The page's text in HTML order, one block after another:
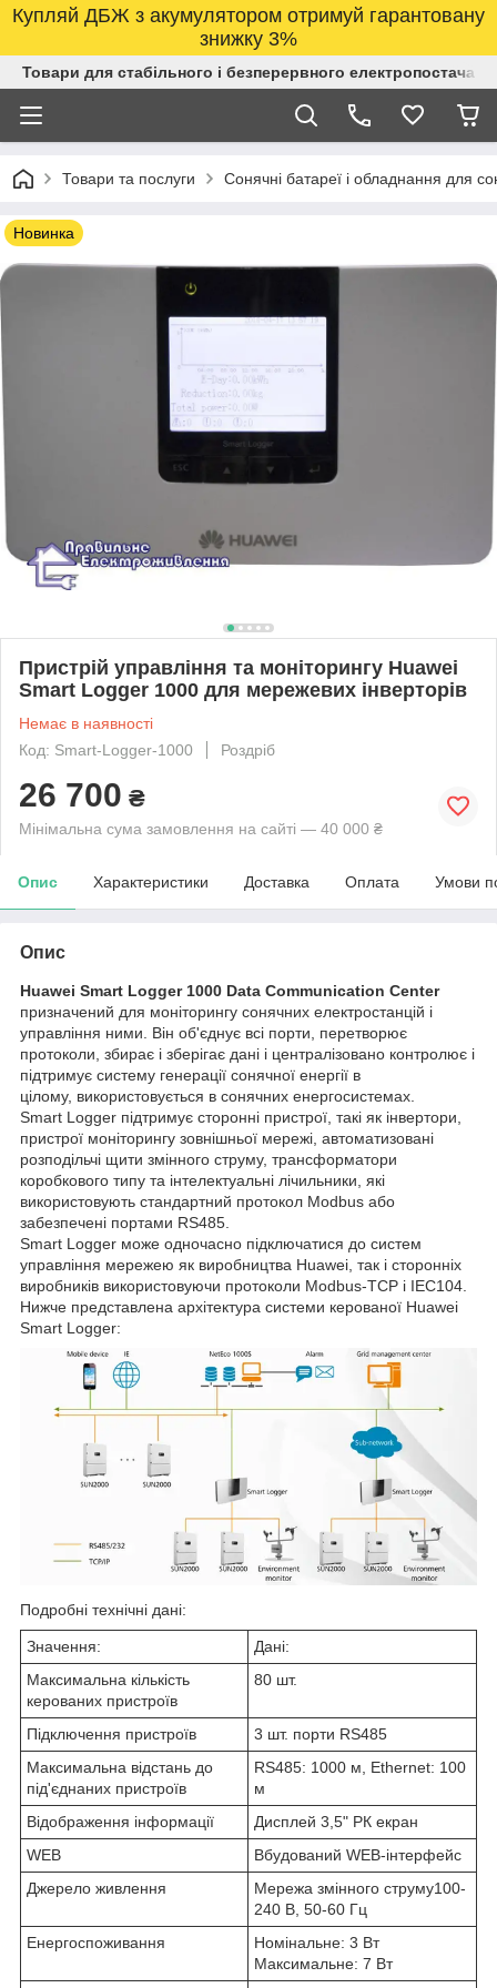
Купляй ДБЖ з акумулятором отримуй гарантовану
знижку 3%
Товари для стабільного і безперервного
Товари та послуги Сонячні батареї і обладнання для
Новинка
Пристрій управління та моніторингу Huawei
Smart Logger 1000 для мережевих інверторів
Немає в наявності
Код: Smart-Logger-1000
Роздріб
26 700 ₴
Мінімальна сума замовлення на сайті — 40 000 ₴
Опис Характеристики Доставка Оплата Умови
Опис
Huawei Smart Logger 1000 Data Communication Center
призначений для моніторингу сонячних електростанцій і
управління ними. Він об'єднує всі порти, перетворює
протоколи, збирає і зберігає дані і централізовано контролює і
підтримує систему генерації сонячної енергії в
цілому, використовується в сонячних енергосистемах.
Smart Logger підтримує сторонні пристрої, такі як інвертори,
пристрої моніторингу зовнішньої мережі, автоматизовані
розподільчі щити змінного струму, трансформатори
коробкового типу та інтелектуальні лічильники, які
використовують стандартний протокол Modbus або
забезпечені портами RS485.
Smart Logger може одночасно підключатися до систем
управління мережею як виробництва Huawei, так і сторонніх
виробників використовуючи протоколи Modbus-TCP і IEC104.
Нижче представлена архітектура системи керованої Huawei
Smart Logger:
Подробні технічні дані:
Значення:
Дані:
Максимальна кількість
керованих пристроїв
80 шт.
Підключення пристроїв
3 шт. порти RS485
Максимальна відстань до
під'єднаних пристроїв
RS485: 1000 м, Ethernet: 100
м
Відображення інформації
Дисплей 3,5" РК екран
WEB
Вбудований WEB-інтерфейс
Джерело живлення
Мережа змінного струму100-
240 В, 50-60 Гц
Енергоспоживання
Номінальне: 3 Вт
Максимальне: 7 Вт